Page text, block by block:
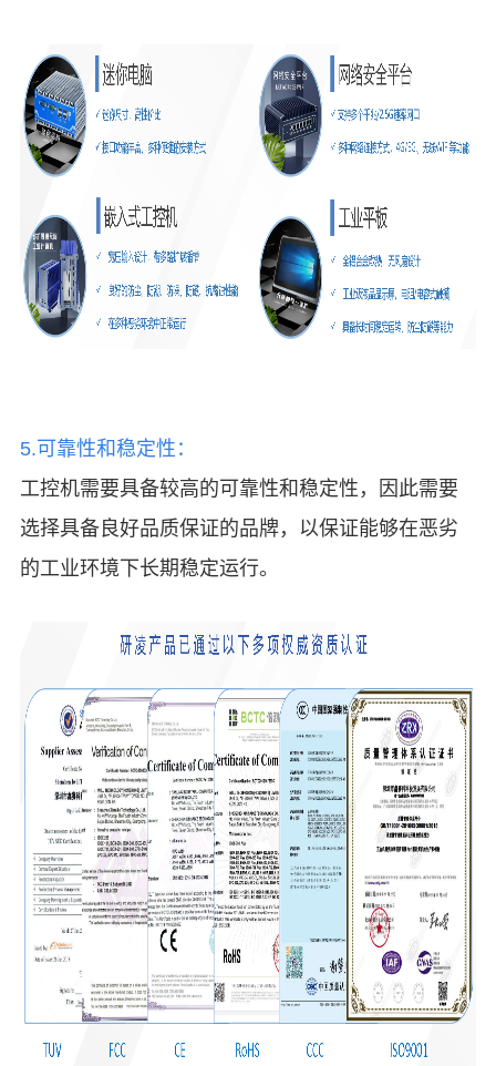
5.可靠性和稳定性：
工控机需要具备较高的可靠性和稳定性 ，因此需要
选择具备良好品质保证的品牌，以保证能够在恶劣
的工业环境下长期稳定运行。